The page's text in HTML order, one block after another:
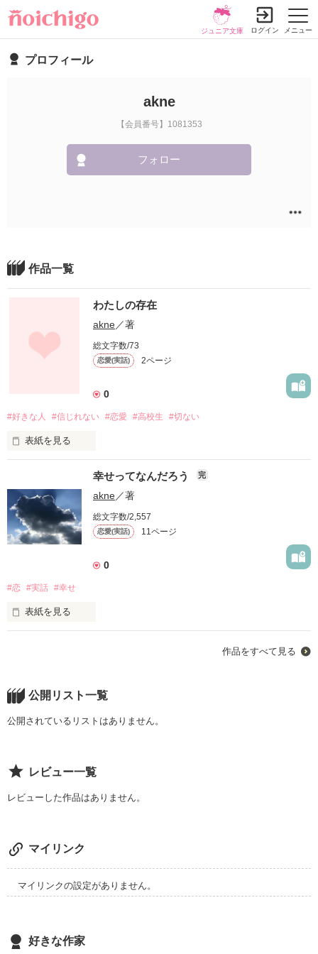
メニュー
ジュニア文庫 ログイン
プロフィール
akne
【会員番号】1081353
フォロー
作品一覧
わたしの存在
akne／著
総文字数/73
恋愛(実話) 2ページ
0
#好きな人 #信じれない #恋愛 #高校生 #切ない
表紙を見る
更新型恋愛ストーリー
作品を読む
幸せってなんだろう 完
akne／著
総文字数/2,557
恋愛(実話) 11ページ
0
#恋 #実話 #幸せ
表紙を見る
作品をすべて見る
公開リスト一覧
公開されているリストはありません。
レビュー一覧
レビューした作品はありません。
マイリンク
マイリンクの設定がありません。
好きな作家